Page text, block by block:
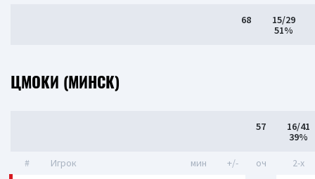
68
15/29
51%
ЦМОКИ (МИНСК)
57
16/41
39%
# Игрок мин +/- оч 2-x